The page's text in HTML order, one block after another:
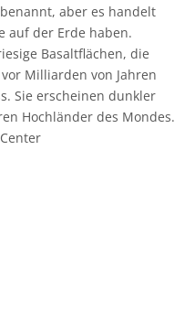
aber es handelt
auf der Erde haben.
Basaltflächen, die
Milliarden von Jahren
Sie erscheinen dunkler
Hochländer des Mondes.